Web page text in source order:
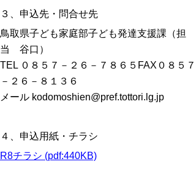
３、申込先・問合せ先
鳥取県子ども家庭部子ども発達支援課（担
当 谷口）
TEL ０８５７－２６－７８６５FAX０８５７
－２６－８１３６
メール kodomoshien@pref.tottori.lg.jp
４、申込用紙・チラシ
R8チラシ (pdf:440KB)